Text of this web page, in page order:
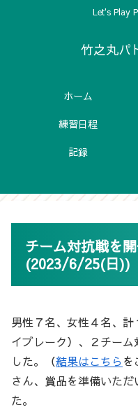
Let's Play
竹之丸パ
ホーム
練習日程
記録
チーム対抗戦を開
(2023/6/25(日))
男性７名、女性４名、
イブレーク）、２チー
した。（結果はこちら を
さん、賞品を準備いた
た。